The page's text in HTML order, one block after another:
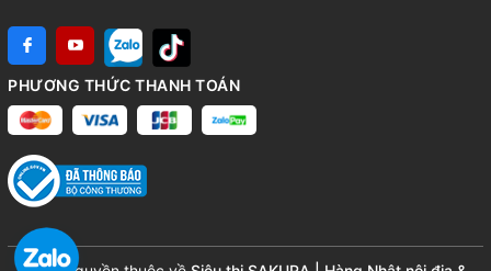
PHƯƠNG THỨC THANH TOÁN